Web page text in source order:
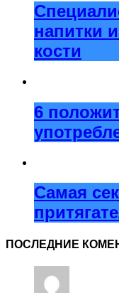
напитки
кости
6
Самая
ПОСЛЕДНИЕ